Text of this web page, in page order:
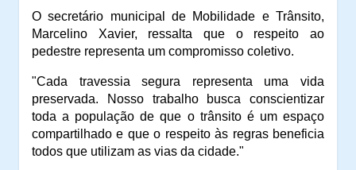
O secretário municipal de Mobilidade e Trânsito,
Marcelino Xavier, ressalta que o respeito ao
pedestre representa um compromisso coletivo.
"Cada travessia segura representa uma vida
preservada. Nosso trabalho busca conscientizar
toda a população de que o trânsito é um espaço
compartilhado e que o respeito às regras beneficia
todos que utilizam as vias da cidade."